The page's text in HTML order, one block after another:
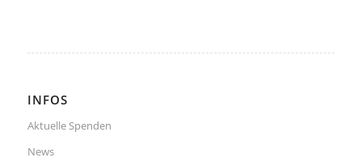
INFOS
Aktuelle Spenden
News